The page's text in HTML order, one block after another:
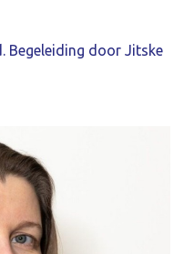
Begeleiding door Jitske